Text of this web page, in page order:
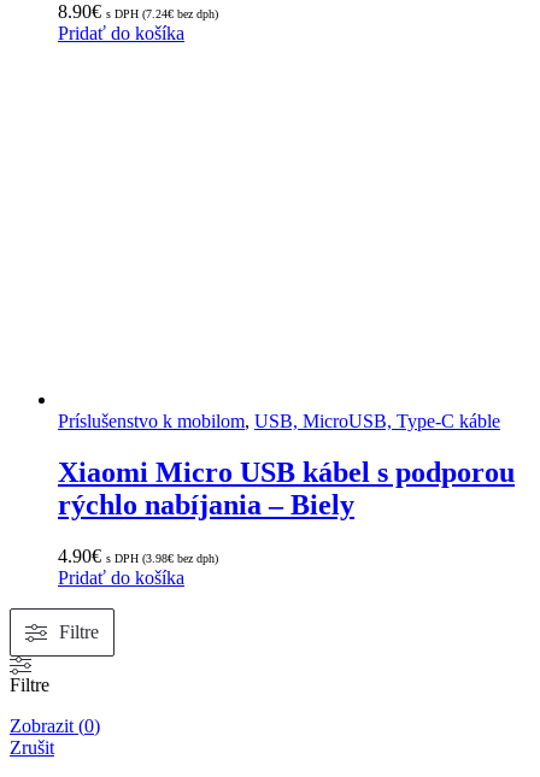
8.90€ s DPH (7.24€ bez dph)
Pridať do košíka
Príslušenstvo k mobilom, USB, MicroUSB, Type-C káble
Xiaomi Micro USB kábel s podporou
rýchlo nabíjania – Biely
4.90€ s DPH (3.98€ bez dph)
Pridať do košíka
Filtre
Filtre
Zobrazit (0)
Zrušit